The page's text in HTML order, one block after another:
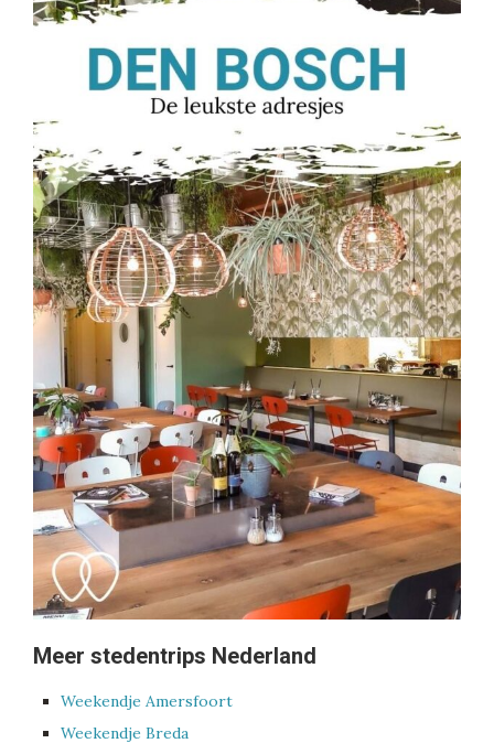
Meer stedentrips Nederland
Weekendje Amersfoort
Weekendje Breda